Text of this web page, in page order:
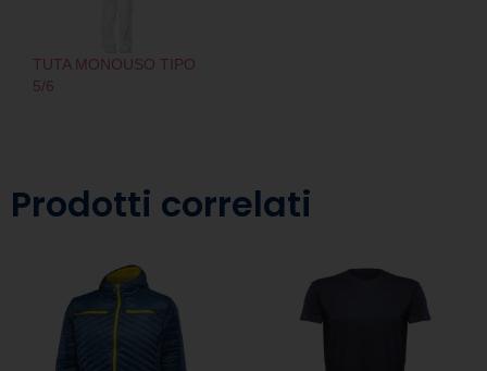
TUTA MONOUSO TIPO
5/6
Prodotti correlati